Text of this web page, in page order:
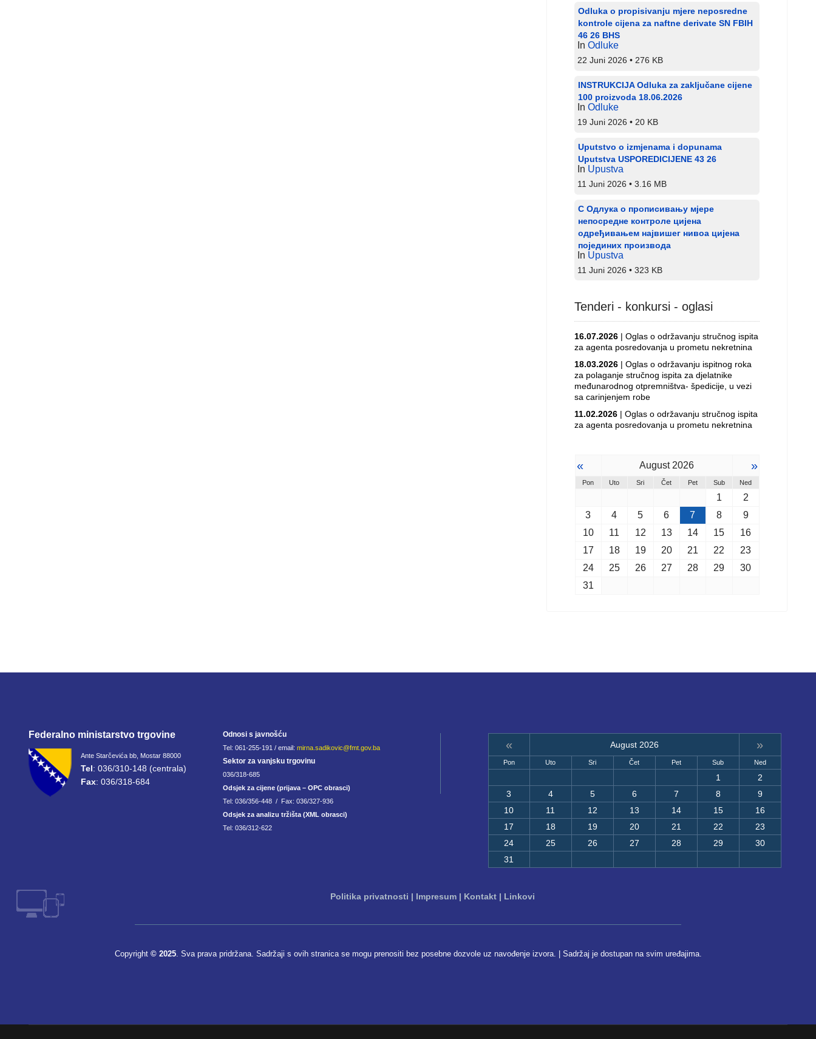
Odluka o propisivanju mjere neposredne
kontrole cijena za naftne derivate SN FBIH
46 26 BHS
InOdluke
22 Juni 2026 276 KB
INSTRUKCIJA Odluka za zaključane cijene
100 proizvoda 18.06.2026
InOdluke
19 Juni 2026 20 KB
Uputstvo o izmjenama i dopunama
Uputstva USPOREDICIJENE 43 26
In Upustva
11 Juni 2026 3.16 MB
С Одлука о прописивању мјере
непосредне контроле цијена
одређивањем највишег нивоа цијена
појединих производа
In Upustva
11 Juni 2026 323 KB
Tenderi - konkursi - oglasi
16.07.2026 | Oglas o održavanju stručnog ispita
za agenta posredovanja u prometu nekretnina
18.03.2026 | Oglas o održavanju ispitnog roka
za polaganje stručnog ispita za djelatnike
međunarodnog otpremništva- špedicije, u vezi
sa carinjenjem robe
11.02.2026 | Oglas o održavanju stručnog ispita
za agenta posredovanja u prometu nekretnina
« August 2026 »
Pon Uto Sri Čet Pet Sub Ned
1
2
3
4 5 6 7 8
9
10
11 12 13 14 15
16
17
18 19 20 21 22
23
24
25 26 27 28 29
30
31
Federalno ministarstvo trgovine
Ante Starčevića bb, Mostar 88000
Tel: 036/310-148 (centrala)
Fax: 036/318-684
Odnosi s javnošću
Tel: 061-255-191 / email: mirna.sadikovic@fmt.gov.ba
Sektor za vanjsku trgovinu
036/318-685
Odsjek za cijene (prijava – OPC obrasci)
Tel: 036/356-448 / Fax: 036/327-936
Odsjek za analizu tržišta (XML obrasci)
Tel: 036/312-622
« August 2026 »
Pon Uto Sri Čet Pet Sub Ned
1
2
3
4 5 6 7 8
9
10
11 12 13 14 15
16
17
18 19 20 21 22
23
24
25 26 27 28 29
30
31
Politika privatnosti | Impresum| Kontakt| Linkovi
Copyright © 2025. Sva prava pridržana. Sadržaji s ovih stranica se mogu prenositi bez posebne dozvole uz navođenje izvora. | Sadržaj je dostupan na svim uređajima.